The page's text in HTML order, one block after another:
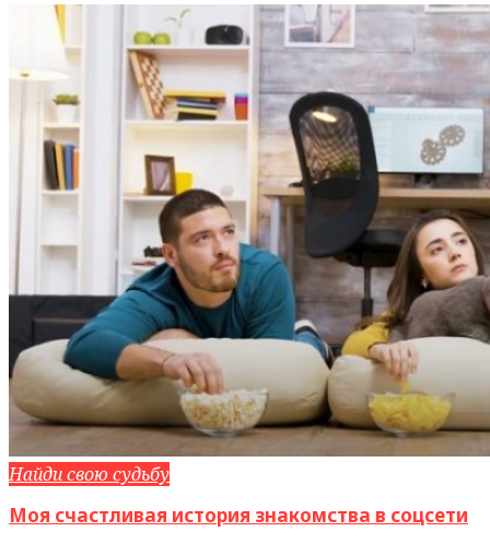
Найди свою судьбу
Моя счастливая история знакомства в соцсети